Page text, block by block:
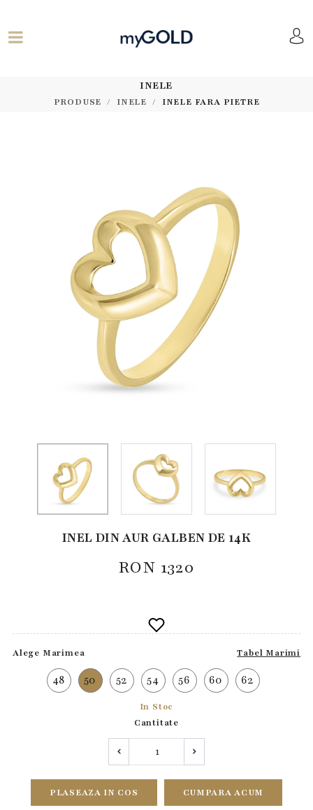
INELE
PRODUSE INELE INELE FARA PIETRE
INEL DIN AUR GALBEN DE 14K
RON 1320
Alege Marimea Tabel Marimi
48 50 52 54 56 60 62
In Stoc
Cantitate
PLASEAZA IN COS CUMPARA ACUM